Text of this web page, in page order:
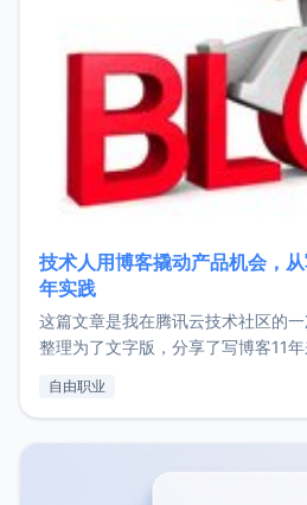
技术人用博客撬动产品机会，
年实践
这篇文章是我在腾讯云技术社区的
整理为了文字版，分享了写博客11
了我的首个产品ImgURL的真实数据
自由职业